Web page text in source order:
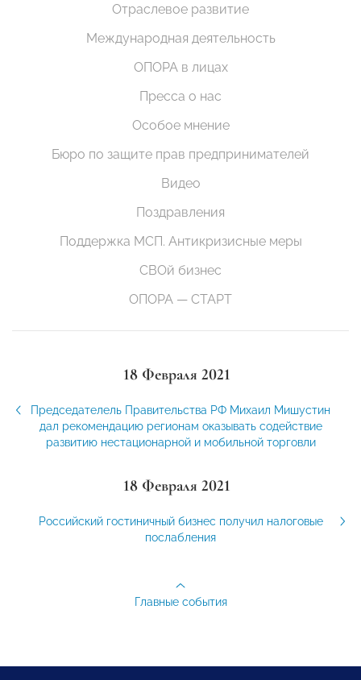
Отраслевое развитие
Международная деятельность
ОПОРА в лицах
Пресса о нас
Особое мнение
Бюро по защите прав предпринимателей
Видео
Поздравления
Поддержка МСП. Антикризисные меры
СВОй бизнес
ОПОРА — СТАРТ
18 Февраля 2021
Председателель Правительства РФ Михаил Мишустин
дал рекомендацию регионам оказывать содействие
развитию нестационарной и мобильной торговли
18 Февраля 2021
Российский гостиничный бизнес получил налоговые
послабления
Главные события